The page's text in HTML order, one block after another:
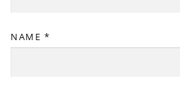
NAME *